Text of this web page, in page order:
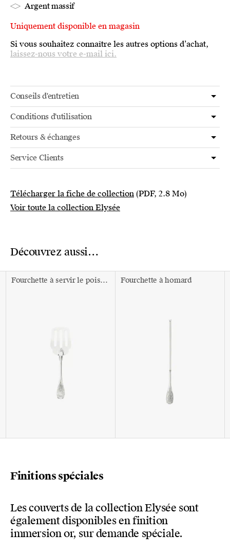
Argent massif
Uniquement disponible en magasin
Si vous souhaitez connaître les autres options d’achat,
laissez-nous votre e-mail ici.
Conseils d'entretien
Conditions d'utilisation
Retours & échanges
Service Clients
Télécharger la fiche de collection (PDF, 2.8 Mo)
Voir toute la collection Elysée
Découvrez aussi…
Fourchette à servir le poisson Fourchette à homard
Finitions spéciales
Les couverts de la collection Elysée sont
également disponibles en finition
immersion or, sur demande spéciale.